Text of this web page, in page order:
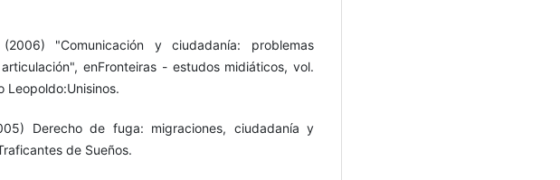
"Comunicación y ciudadanía: problemas
enFronteiras - estudos midiáticos, vol.
Leopoldo:Unisinos.
Derecho de fuga: migraciones, ciudadanía y
de Sueños.